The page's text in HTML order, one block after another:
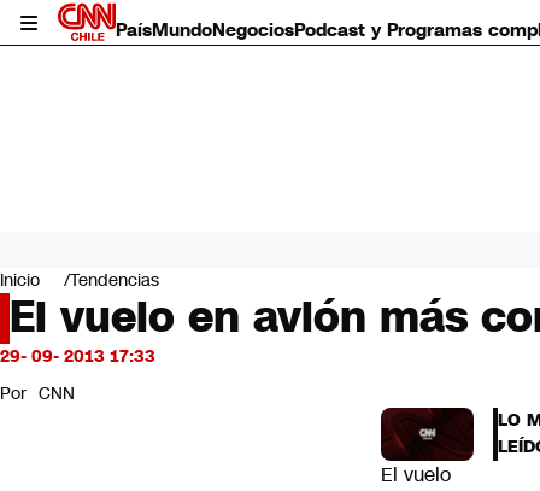
PaísMundoNegociosPodcast y Programas
Mundo
Negocios
Deportes
Programas completos
Servicios
Inicio Tendencias
El vuelo en avión más
29- 09- 2013 17:33
Por CNN
El vuelo
LO